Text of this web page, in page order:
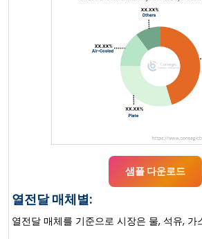
샘플 다운로드
열전달 매체별:
열전달 매체를 기준으로 시장은 물, 석유, 가